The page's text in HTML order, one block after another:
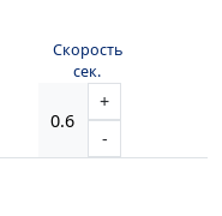
Скорость
сек.
+
-